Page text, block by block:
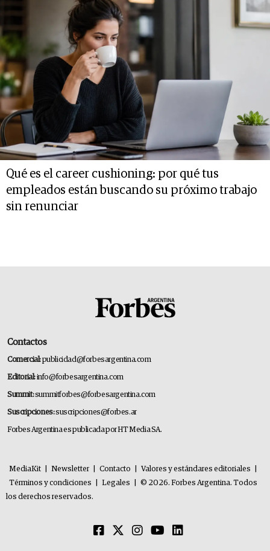
Qué es el career cushioning: por qué tus
empleados están buscando su próximo trabajo
sin renunciar
Contactos
Comercial:publicidad@forbesargentina.com
Editorial:info@forbesargentina.com
Summit:summitforbes@forbesargentina.com
Suscripciones:suscripciones@forbes.ar
Forbes Argentina es publicada por HT Media SA.
MediaKit Newsletter Contacto Valores y estándares editoriales
Términos y condiciones
Legales
© 2026. Forbes Argentina. Todos
los derechos reservados.